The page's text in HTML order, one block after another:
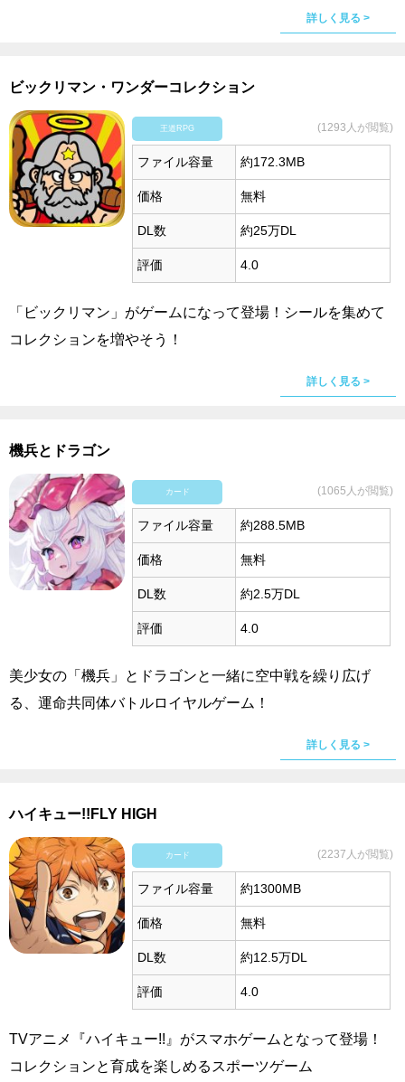
詳しく見る >
ビックリマン・ワンダーコレクション
王道RPG (1293人が閲覧)
ファイル容量 約172.3MB
価格 無料
DL数 約25万DL
評価 4.0
「ビックリマン」がゲームになって登場！シールを集めて
コレクションを増やそう！
詳しく見る >
機兵とドラゴン
カード (1065人が閲覧)
ファイル容量 約288.5MB
価格 無料
DL数 約2.5万DL
評価 4.0
美少女の「機兵」とドラゴンと一緒に空中戦を繰り広げ
る、運命共同体バトルロイヤルゲーム！
詳しく見る >
ハイキュー!!FLY HIGH
カード (2237人が閲覧)
ファイル容量 約1300MB
価格 無料
DL数 約12.5万DL
評価 4.0
TVアニメ『ハイキュー!!』がスマホゲームとなって登場！
コレクションと育成を楽しめるスポーツゲーム